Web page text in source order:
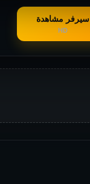
سيرفر مشاهدة
HD